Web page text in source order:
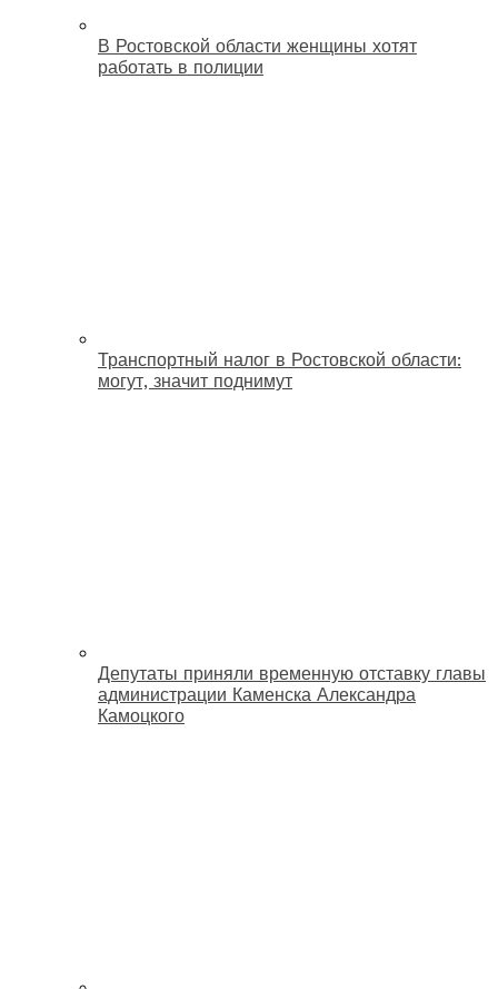
В Ростовской области женщины хотят
работать в полиции
Транспортный налог в Ростовской области:
могут, значит поднимут
Депутаты приняли временную отставку главы
администрации Каменска Александра
Камоцкого